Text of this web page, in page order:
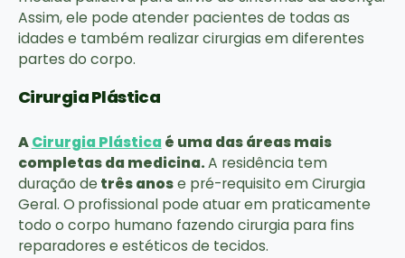
Assim, ele pode atender pacientes de todas as
idades e também realizar cirurgias em diferentes
partes do corpo.
Cirurgia Plástica
ACirurgia Plástica é uma das áreas mais
completas da medicina.A residência tem
duração de três anose pré-requisito em Cirurgia
Geral. O profissional pode atuar em praticamente
todo o corpo humano fazendo cirurgia para fins
reparadores e estéticos de tecidos.